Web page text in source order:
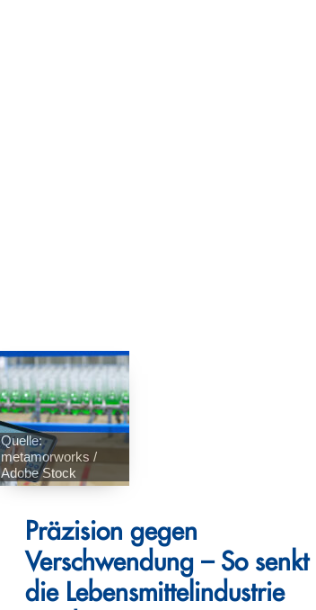
Quelle:
metamorworks /
Adobe Stock
Präzision gegen
Verschwendung – So senkt
die Lebensmittelindustrie